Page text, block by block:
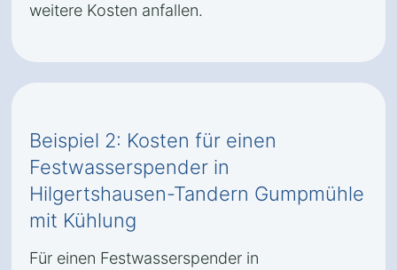
weitere Kosten anfallen.
Beispiel 2: Kosten für einen
Festwasserspender in
Hilgertshausen-Tandern Gumpmühle
mit Kühlung
Für einen Festwasserspender in